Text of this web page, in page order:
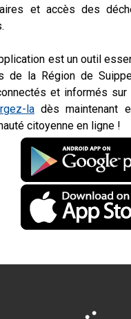
et accès des
est un outil
de la Région de
et informés sur
la dès maintenant
citoyenne en ligne !